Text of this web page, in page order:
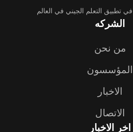
تطبيق التعلم الجيني في العالم
الشركه
من نحن
المؤسسون
الاخبار
الاتصال
اخر الاخبار